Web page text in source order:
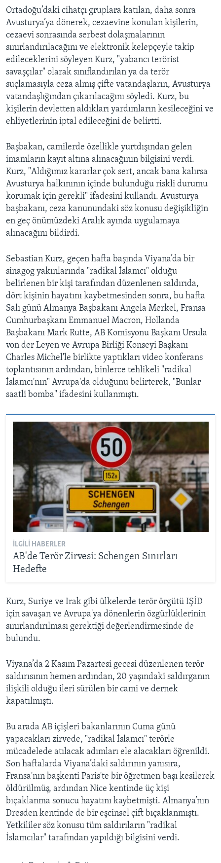
Ortadoğu’daki cihatçı gruplara katılan, daha sonra
Avusturya’ya dönerek, cezaevine konulan kişilerin,
cezaevi sonrasında serbest dolaşmalarının
sınırlandırılacağını ve elektronik kelepçeyle takip
edileceklerini söyleyen Kurz, "yabancı terörist
savaşçılar" olarak sınıflandırılan ya da terör
suçlamasıyla ceza almış çifte vatandaşların, Avusturya
vatandaşlığından çıkarılacağını söyledi. Kurz, bu
kişilerin devletten aldıkları yardımların kesileceğini ve
ehliyetlerinin iptal edileceğini de belirtti.
Başbakan, camilerde özellikle yurtdışından gelen
imamların kayıt altına alınacağının bilgisini verdi.
Kurz, "Aldığımız kararlar çok sert, ancak bana kalırsa
Avusturya halkınının içinde bulunduğu riskli durumu
korumak için gerekli" ifadesini kullandı. Avusturya
başbakanı, ceza kanunundaki söz konusu değişikliğin
en geç önümüzdeki Aralık ayında uygulamaya
alınacağını bildirdi.
Sebastian Kurz, geçen hafta başında Viyana’da bir
sinagog yakınlarında "radikal İslamcı" olduğu
belirlenen bir kişi tarafından düzenlenen saldırıda,
dört kişinin hayatını kaybetmesinden sonra, bu hafta
Salı günü Almanya Başbakanı Angela Merkel, Fransa
Cumhurbaşkanı Emmanuel Macron, Hollanda
Başbakanı Mark Rutte, AB Komisyonu Başkanı Ursula
von der Leyen ve Avrupa Birliği Konseyi Başkanı
Charles Michel'le birlikte yaptıkları video konferans
toplantısının ardından, binlerce tehlikeli "radikal
İslamcı'nın" Avrupa'da olduğunu belirterek, "Bunlar
saatli bomba" ifadesini kullanmıştı.
İLGILI HABERLER
AB'de Terör Zirvesi: Schengen Sınırları
Hedefte
Kurz, Suriye ve Irak gibi ülkelerde terör örgütü IŞİD
için savaşan ve Avrupa'ya dönenlerin özgürlüklerinin
sınırlandırılması gerektiği değerlendirmesinde de
bulundu.
Viyana’da 2 Kasım Pazartesi gecesi düzenlenen terör
saldırısının hemen ardından, 20 yaşındaki saldırganın
ilişkili olduğu ileri sürülen bir cami ve dernek
kapatılmıştı.
Bu arada AB içişleri bakanlarının Cuma günü
yapacakları zirvede, "radikal İslamcı" terörle
mücadelede atılacak adımları ele alacakları öğrenildi.
Son haftalarda Viyana’daki saldırının yanısıra,
Fransa'nın başkenti Paris'te bir öğretmen başı kesilerek
öldürülmüş, ardından Nice kentinde üç kişi
bıçaklanma sonucu hayatını kaybetmişti. Almanya’nın
Dresden kentinde de bir eşcinsel çift bıçaklanmıştı.
Yetkililer söz konusu tüm saldırıların "radikal
İslamcılar" tarafından yapıldığı bilgisini verdi.